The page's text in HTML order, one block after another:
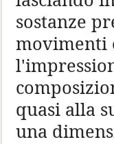
sostanze
movimenti
quasi alla
una